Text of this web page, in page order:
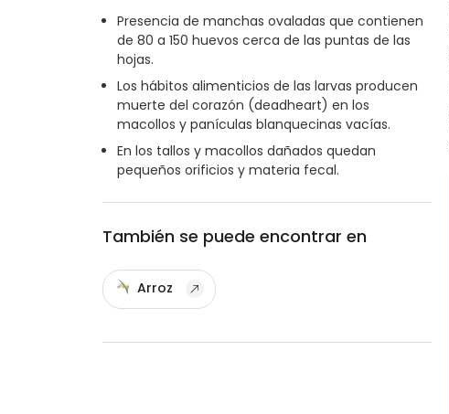
Presencia de manchas ovaladas que contienen
de 80 a 150 huevos cerca de las puntas de las
hojas.
Los hábitos alimenticios de las larvas producen
muerte del corazón (deadheart) en los
macollos y panículas blanquecinas vacías.
En los tallos y macollos dañados quedan
pequeños orificios y materia fecal.
También se puede encontrar en
Arroz